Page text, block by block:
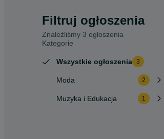
Filtruj ogłoszenia
Znaleźliśmy 3 ogłoszenia
Kategorie
Wszystkie ogłoszenia 3
Moda 2
Muzyka i Edukacja 1